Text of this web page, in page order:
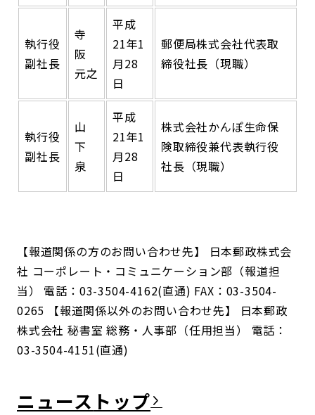
執行役
副社長
寺
阪
元之
平成
21年1
月28
日
郵便局株式会社代表取
締役社長（現職）
執行役
副社長
山
下
泉
平成
21年1
月28
日
株式会社かんぽ生命保
険取締役兼代表執行役
社長（現職）
【報道関係の方のお問い合わせ先】 日本郵政株式会
社 コーポレート・コミュニケーション部（報道担
当） 電話：03-3504-4162(直通) FAX：03-3504-
0265 【報道関係以外のお問い合わせ先】 日本郵政
株式会社 秘書室 総務・人事部（任用担当） 電話：
03-3504-4151(直通)
ニュース